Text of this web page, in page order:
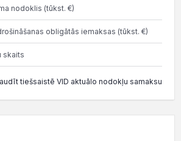
nodoklis (tūkst. €)
obligātās iemaksas (tūkst. €)
skaits
tiešsaistē VID aktuālo nodokļu samaksu